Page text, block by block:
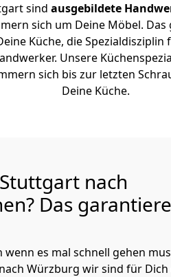
sind ausgebildete
sich um Deine Möbel. Das
Küche, die Spezialdisziplin
Unsere
sich bis zur letzten
Deine Küche.
nach
Das
wenn es mal schnell gehen
Würzburg wir sind für Dich